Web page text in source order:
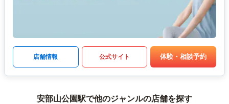
店舗情報 公式サイト 体験・相談予約
安部山公園駅で他のジャンルの店舗を探す